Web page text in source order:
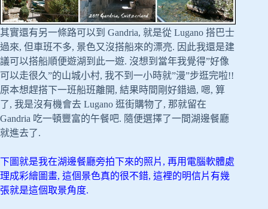
其實還有另一條路可以到 Gandria, 就是從 Lugano 搭巴士
過來, 但車班不多, 景色又沒搭船來的漂亮. 因此我還是建
議可以搭船順便遊湖到此一遊. 沒想到當年我覺得”好像
可以走很久”的山城小村, 我不到一小時就”漫”步逛完啦!!
原本想趕搭下一班船班離開, 結果時間剛好錯過, 嗯, 算
了, 我是沒有機會去 Lugano 逛街購物了, 那就留在
Gandria 吃一頓豐富的午餐吧. 隨便選擇了一間湖邊餐廳
就進去了.
下圖就是我在湖邊餐廳旁拍下來的照片, 再用電腦軟體處
理成彩繪圖畫, 這個景色真的很不錯, 這裡的明信片有幾
張就是這個取景角度.